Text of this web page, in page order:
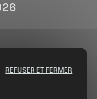
REFUSER ET FERMER